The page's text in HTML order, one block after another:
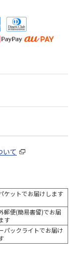
いて
ケットでお届けします
郵便(簡易書留)でお届
す
パックライトでお届け